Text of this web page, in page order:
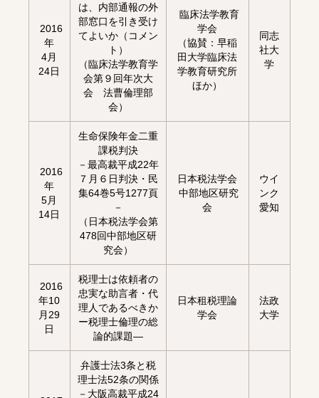
2016
年
4月
24日
は、内部通報の外
部窓口を引き受け
てよいか（コメン
ト）
（臨床法学教育学
会第９回年次大
会 法曹倫理部
会）
臨床法学教育
学会
（協賛：早稲
田大学臨床法
学教育研究所
ほか）
同志
社大
学
2016
年
5月
14日
生命保険年金二重
課税判決
－最高裁平成22年
７月６日判決・民
集64巻5号1277頁
－
（日本税法学会第
478回中部地区研
究会）
日本税法学会
中部地区研究
会
ウイ
ンク
愛知
2016
年10
月29
日
税理士は依頼者の
忠実な助言者・代
理人であるべきか
ー税理士倫理の総
論的課題―
日本租税理論
学会
法政
大学
弁護士法3条と税
理士法52条の関係
－大阪高裁平成24